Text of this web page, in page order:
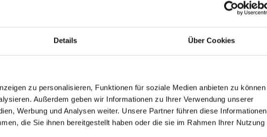
Details Über Cookies
zu personalisieren, Funktionen für soziale Medien anbieten zu können
Außerdem geben wir Informationen zu Ihrer Verwendung unserer
Werbung und Analysen weiter. Unsere Partner führen diese Informationen
die Sie ihnen bereitgestellt haben oder die sie im Rahmen Ihrer Nutzung